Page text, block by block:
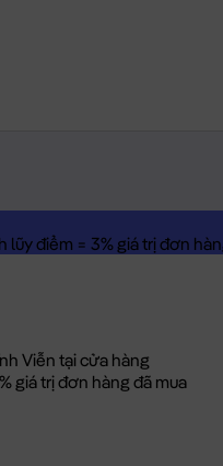
điểm = 3% giá trị đơn
Viễn tại cửa hàng
giá trị đơn hàng đã mua